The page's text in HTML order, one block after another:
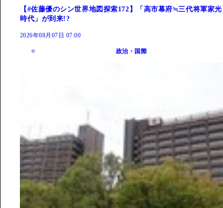
【#佐藤優のシン世界地図探索172】「高市幕府≒三代将軍家光
時代」が到来!?
2026年08月07日 07:00
政治・国際